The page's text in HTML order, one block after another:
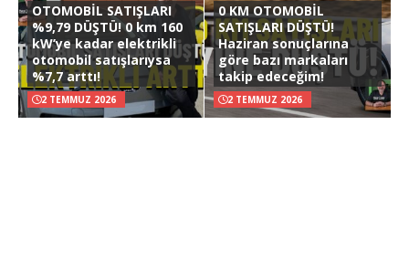
OTOMOBİL SATIŞLARI
%9,79 DÜŞTÜ! 0 km 160
kW’ye kadar elektrikli
otomobil satışlarıysa
%7,7 arttı!
2 TEMMUZ 2026
0 KM OTOMOBİL
SATIŞLARI DÜŞTÜ!
Haziran sonuçlarına
göre bazı markaları
takip edeceğim!
2 TEMMUZ 2026